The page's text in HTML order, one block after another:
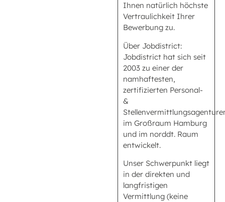
Ihnen natürlich höchste
Vertraulichkeit Ihrer
Bewerbung zu.
Über Jobdistrict:
Jobdistrict hat sich seit
2003 zu einer der
namhaftesten,
zertifizierten Personal-
&
im Großraum Hamburg
und im norddt. Raum
entwickelt.
Unser Schwerpunkt liegt
in der direkten und
langfristigen
Vermittlung (keine